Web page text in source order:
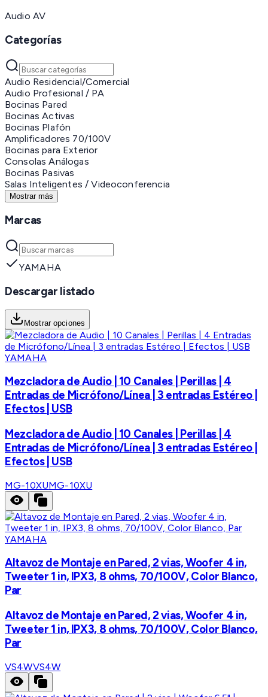
Audio AV
Categorías
Audio Residencial/Comercial
Audio Profesional / PA
Bocinas Pared
Bocinas Activas
Bocinas Plafón
Amplificadores 70/100V
Bocinas para Exterior
Consolas Análogas
Bocinas Pasivas
Salas Inteligentes / Videoconferencia
Mostrar más
Marcas
YAMAHA
Descargar listado
Mostrar opciones
YAMAHA
Mezcladora de Audio | 10 Canales | Perillas | 4
Entradas de Micrófono/Línea | 3 entradas Estéreo |
Efectos | USB
Mezcladora de Audio | 10 Canales | Perillas | 4
Entradas de Micrófono/Línea | 3 entradas Estéreo |
Efectos | USB
MG-10XUMG-10XU
YAMAHA
Altavoz de Montaje en Pared, 2 vias, Woofer 4 in,
Tweeter 1 in, IPX3, 8 ohms, 70/100V, Color Blanco,
Par
Altavoz de Montaje en Pared, 2 vias, Woofer 4 in,
Tweeter 1 in, IPX3, 8 ohms, 70/100V, Color Blanco,
Par
VS4WVS4W